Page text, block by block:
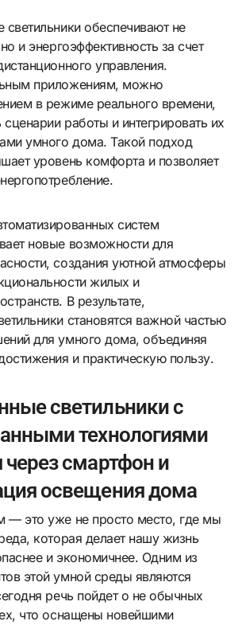
светильники обеспечивают не
и энергоэффективность за счет
управления.
приложениям, можно
в режиме реального времени,
работы и интегрировать их
умного дома. Такой подход
уровень комфорта и позволяет
систем
новые возможности для
создания уютной атмосферы
жилых и
В результате,
становятся важной частью
для умного дома, объединяя
и практическую пользу.
светильники с
технологиями
через смартфон и
освещения дома
— это уже не просто место, где мы
которая делает нашу жизнь
и экономичнее. Одним из
этой умной среды являются
речь пойдет о не обычных
что оснащены новейшими